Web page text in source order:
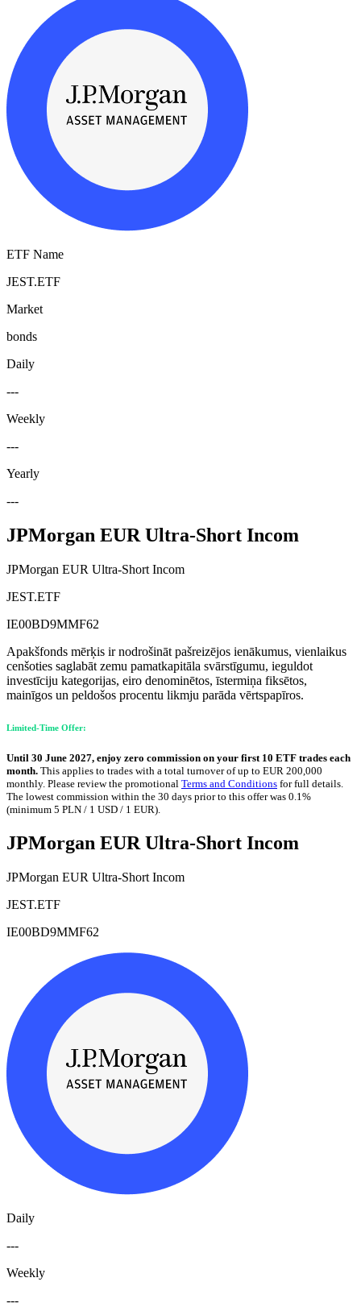
ETF Name
JEST.ETF
Market
bonds
Daily
---
Weekly
---
Yearly
---
JPMorgan EUR Ultra-Short Incom
JPMorgan EUR Ultra-Short Incom
JEST.ETF
IE00BD9MMF62
Apakšfonds mērķis ir nodrošināt pašreizējos ienākumus, vienlaikus
cenšoties saglabāt zemu pamatkapitāla svārstīgumu, ieguldot
investīciju kategorijas, eiro denominētos, īstermiņa fiksētos,
mainīgos un peldošos procentu likmju parāda vērtspapīros.
Limited-Time Offer:
Until 30 June 2027, enjoy zero commission on your first 10 ETF trades each
month. This applies to trades with a total turnover of up to EUR 200,000
monthly. Please review the promotional Terms and Conditions for full details.
The lowest commission within the 30 days prior to this offer was 0.1%
(minimum 5 PLN / 1 USD / 1 EUR).
JPMorgan EUR Ultra-Short Incom
JPMorgan EUR Ultra-Short Incom
JEST.ETF
IE00BD9MMF62
Daily
---
Weekly
---